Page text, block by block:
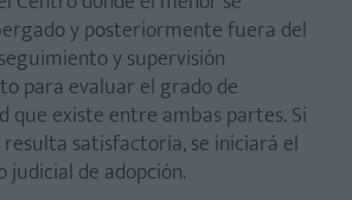
y posteriormente fuera del
y supervisión
para evaluar el grado de
que existe entre ambas partes. Si
satisfactoria, se iniciará el
de adopción.